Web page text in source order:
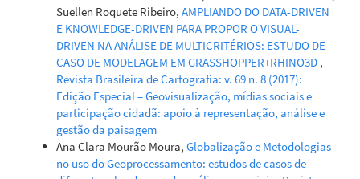
Suellen Roquete Ribeiro, AMPLIANDO DO DATA-DRIVEN
E KNOWLEDGE-DRIVEN PARA PROPOR O VISUAL-
DRIVEN NA ANÁLISE DE MULTICRITÉRIOS: ESTUDO DE
CASO DE MODELAGEM EM GRASSHOPPER+RHINO3D ,
Revista Brasileira de Cartografia: v. 69 n. 8 (2017):
Edição Especial – Geovisualização, mídias sociais e
participação cidadã: apoio à representação, análise e
gestão da paisagem
Ana Clara Mourão Moura, Globalização e Metodologias
no uso do Geoprocessamento: estudos de casos de